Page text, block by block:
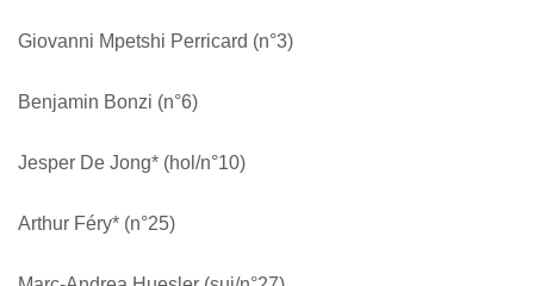
Giovanni Mpetshi Perricard (n°3)
Benjamin Bonzi (n°6)
Jesper De Jong* (hol/n°10)
Arthur Féry* (n°25)